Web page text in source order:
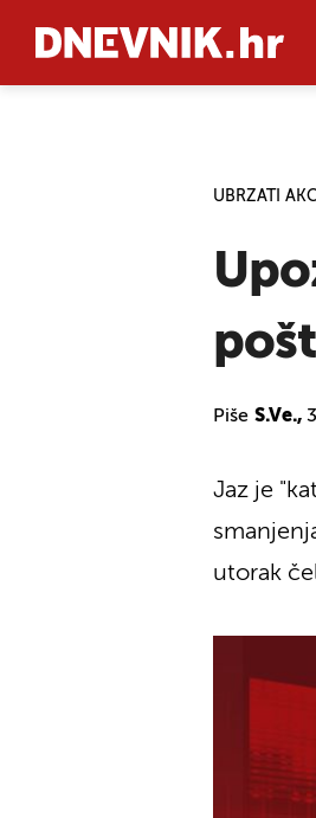
UBRZATI
Piše S.Ve.,
Jaz je
utorak